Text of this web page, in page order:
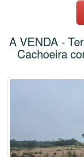
A VENDA -
Cachoeira